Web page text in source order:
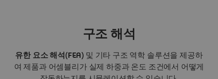
구조 해석
유한 요소 해석(FEA) 및 기타 구조 역학 솔루션을 제공하
여 제품과 어셈블리가 실제 하중과 온도 조건에서 어떻게